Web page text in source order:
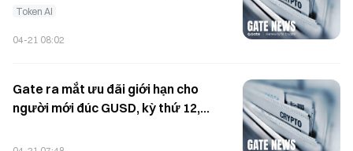
tháng 4 để giao dịch giao ngay và
swap)
Token AI
04-21 08:02
Gate ra mắt ưu đãi giới hạn cho
người mới đúc GUSD, kỳ thứ 12,
suất hàng năm lên đến 100%